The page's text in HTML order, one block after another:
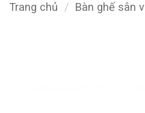
Trang chủ / Bàn ghế sân